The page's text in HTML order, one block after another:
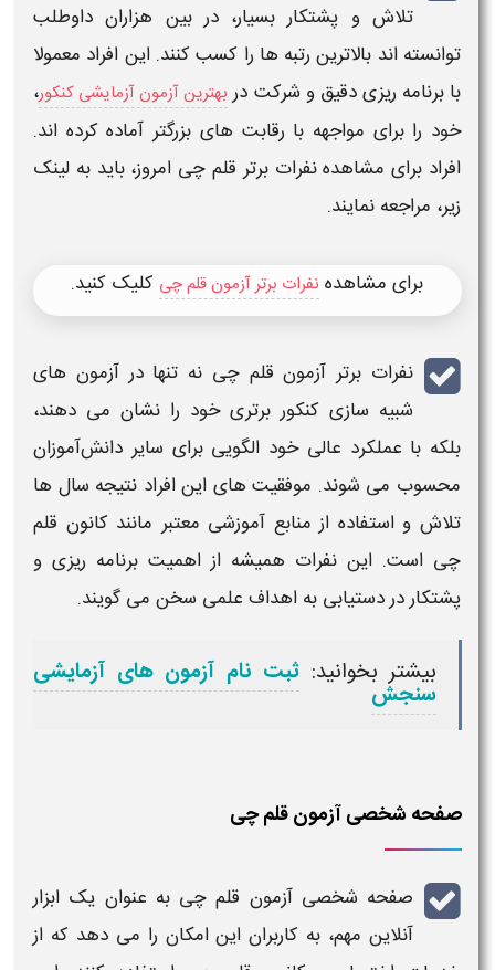
تلاش و پشتکار بسیار، در بین هزاران داوطلب
توانسته‌ اند بالاترین رتبه‌ ها را کسب کنند. این افراد معمولا
با برنامه‌ ریزی دقیق و شرکت در بهترین آزمون آزمایشی کنکور،
خود را برای مواجهه با رقابت‌ های بزرگتر آماده کرده‌ اند.
افراد برای مشاهدهنفرات برتر قلم چی امروز، باید به لینک
زیر، مراجعه نمایند.
برای مشاهده نفرات برتر آزمون قلم چی کلیک کنید.
نفرات برتر آزمون قلم چی نه تنها درآزمون‌ های
شبیه‌ سازی کنکور برتری خود را نشان می‌ دهند،
بلکه با عملکرد عالی خود الگویی برای سایر دانش‌آموزان
محسوب می‌ شوند. موفقیت‌ های این افراد نتیجه‌ سال‌ ها
تلاش و استفاده از منابع آموزشی معتبر مانند کانون قلم
چی است. این نفرات همیشه از اهمیت برنامه‌ ریزی و
پشتکار در دستیابی به اهداف علمی سخن می‌ گویند.
بیشتر بخوانید: ثبت نام آزمون های آزمایشی
سنجش
صفحه شخصی آزمون قلم چی
صفحه شخصی آزمون قلم چی به عنوان یک ابزار
آنلاین مهم، به کاربران این امکان را می‌ دهد که از